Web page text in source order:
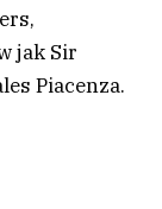
jak Sir
Piacenza.